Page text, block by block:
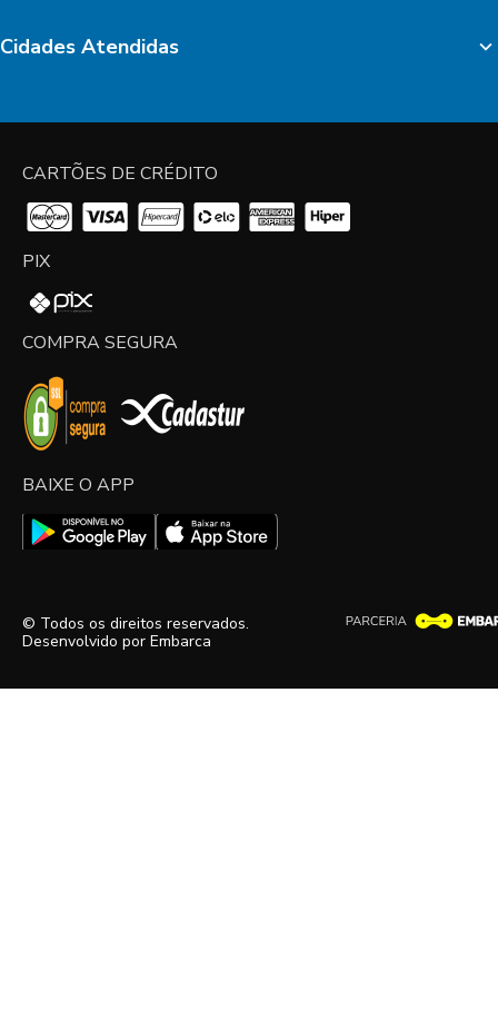
Cidades Atendidas
CARTÕES DE CRÉDITO
PIX
COMPRA SEGURA
BAIXE O APP
© Todos os direitos reservados.
Desenvolvido por Embarca